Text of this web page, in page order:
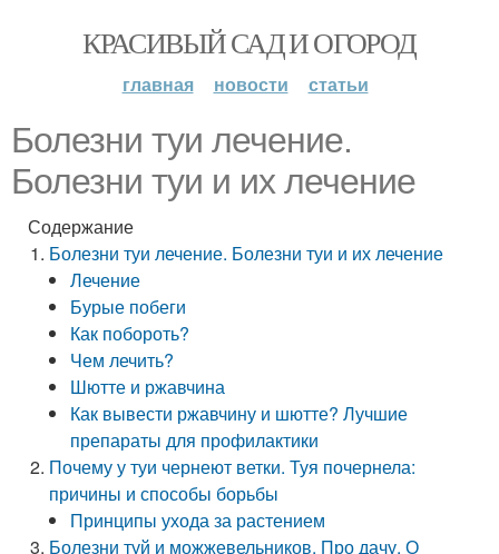
КРАСИВЫЙ САД И ОГОРОД
главная новости статьи
Болезни туи лечение.
Болезни туи и их лечение
Содержание
Болезни туи лечение. Болезни туи и их лечение
Лечение
Бурые побеги
Как побороть?
Чем лечить?
Шютте и ржавчина
Как вывести ржавчину и шютте? Лучшие
препараты для профилактики
Почему у туи чернеют ветки. Туя почернела:
причины и способы борьбы
Принципы ухода за растением
Болезни туй и можжевельников. Про дачу. О